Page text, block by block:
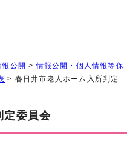
報公開 >情報公開・個人情報等保
> 春日井市老人ホーム入所判定
定委員会